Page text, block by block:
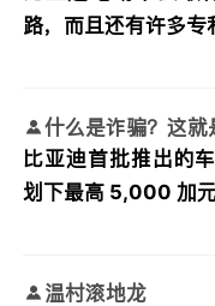
路，而且还有许多专
什么是诈骗？这就
比亚迪首批推出的
划下最高 5,000 加
温村滚地龙